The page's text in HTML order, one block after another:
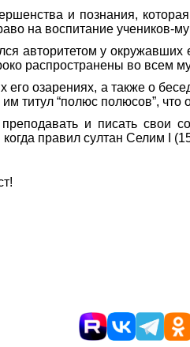
и познания,
на воспитание учеников-
авторитетом у
распространены во всем
его озарениях, а также о
титул “полюс полюсов”,
и писать свои
правил султан Селим I